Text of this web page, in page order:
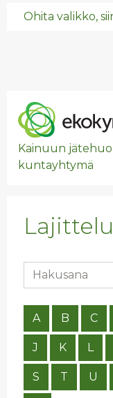
Ohita valikko,
Kainuun
kuntayhtymä
Hakusana
A B C
J K L
S T U